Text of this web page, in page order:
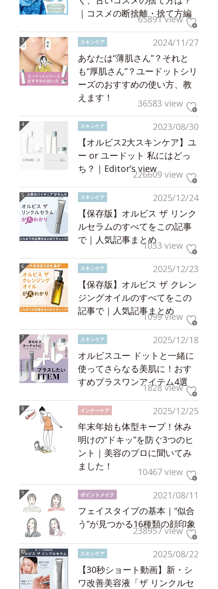
｜コスメの断捨離・捨て方編
65891 view
2024/11/27
スキンケア
あなたは“薄肌さん”？それと
も“厚肌さん”？ユードットシリ
ーズのおすすめの使い方、教
えます！
36583 view
2023/08/30
スキンケア
【オルビス2大スキンケア】ユ
ー or ユードット 私にはどっ
ち？｜Editor’s view226609 view
2025/12/24
スキンケア
【保存版】オルビス ザ リンク
ルセラムのすべてをこの記事
で｜人気記事まとめ1033 view
2025/12/23
スキンケア
【保存版】オルビス ザ クレン
ジングオイルのすべてをこの
記事で｜人気記事まとめ
1099 view
2025/12/18
スキンケア
オルビスユー ドットと一緒に
使ってさらなる美肌に！おす
すめプラスワンアイテム4選
1828 view
2025/12/25
インナーケア
年末年始も体型キープ！休み
明けの“ドキッ”を防ぐ3つのヒ
ント｜美容のプロに聞いてみ
ました！
10467 view
2021/08/11
ポイントメイク
フェイスタイプの基本｜“似合
う”が見つかる16種類の顔印象
238957 view
2025/08/22
スキンケア
【30秒ショート動画】新・シ
ワ改善美容液「ザ リンクルセ